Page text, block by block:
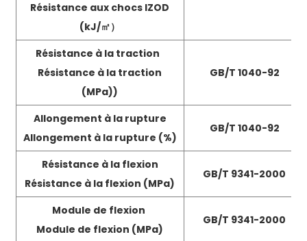
Résistance aux chocs IZOD
(kJ/㎡）
Résistance à la traction
Résistance à la traction
(MPa))
GB/T 1040-92
Allongement à la rupture
Allongement à la rupture (%)
GB/T 1040-92
Résistance à la flexion
Résistance à la flexion (MPa)
GB/T 9341-2000
Module de flexion
Module de flexion (MPa)
GB/T 9341-2000